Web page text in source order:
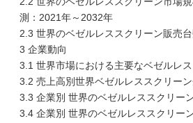
測：2021年～2032年
2.3 世界のベゼルレススクリーン販売
3 企業動向
3.1 世界市場における主要なベゼルレ
3.2 売上高別世界ベゼルレススクリー
3.3 企業別 世界のベゼルレススクリー
3.4 企業別 世界のベゼルレススクリー